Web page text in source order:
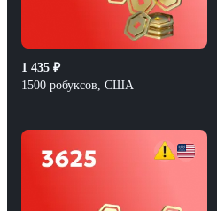
1 435 ₽
1500 робуксов, США